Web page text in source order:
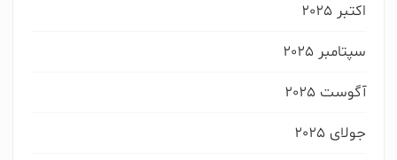
اکتبر 2025
سپتامبر 2025
آگوست 2025
جولای 2025
ارسال درخواست